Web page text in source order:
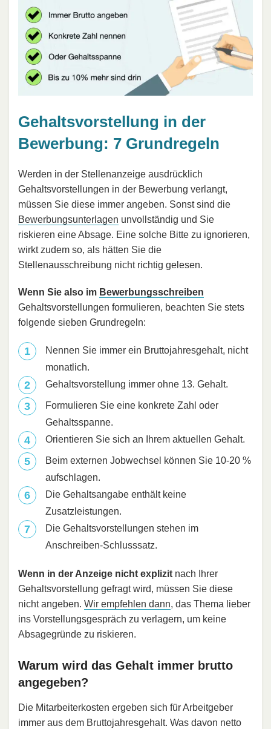
Gehaltsvorstellung in der
Bewerbung: 7 Grundregeln
Werden in der Stellenanzeige ausdrücklich
Gehaltsvorstellungen in der Bewerbung verlangt,
müssen Sie diese immer angeben. Sonst sind die
Bewerbungsunterlagen unvollständig und Sie
riskieren eine Absage. Eine solche Bitte zu ignorieren,
wirkt zudem so, als hätten Sie die
Stellenausschreibung nicht richtig gelesen.
Wenn Sie also im Bewerbungsschreiben
Gehaltsvorstellungen formulieren, beachten Sie stets
folgende sieben Grundregeln:
Nennen Sie immer ein Bruttojahresgehalt, nicht
monatlich.
Gehaltsvorstellung immer ohne 13. Gehalt.
Formulieren Sie eine konkrete Zahl oder
Gehaltsspanne.
Orientieren Sie sich an Ihrem aktuellen Gehalt.
Beim externen Jobwechsel können Sie 10-20 %
aufschlagen.
Die Gehaltsangabe enthält keine
Zusatzleistungen.
Die Gehaltsvorstellungen stehen im
Anschreiben-Schlusssatz.
Wenn in der Anzeige nicht explizit nach Ihrer
Gehaltsvorstellung gefragt wird, müssen Sie diese
nicht angeben. Wir empfehlen dann, das Thema lieber
ins Vorstellungsgespräch zu verlagern, um keine
Absagegründe zu riskieren.
Warum wird das Gehalt immer brutto
angegeben?
Die Mitarbeiterkosten ergeben sich für Arbeitgeber
immer aus dem Bruttojahresgehalt. Was davon netto